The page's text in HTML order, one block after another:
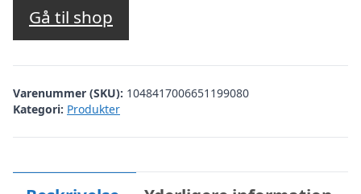
Gå til shop
Varenummer (SKU): 1048417006651199080
Kategori: Produkter